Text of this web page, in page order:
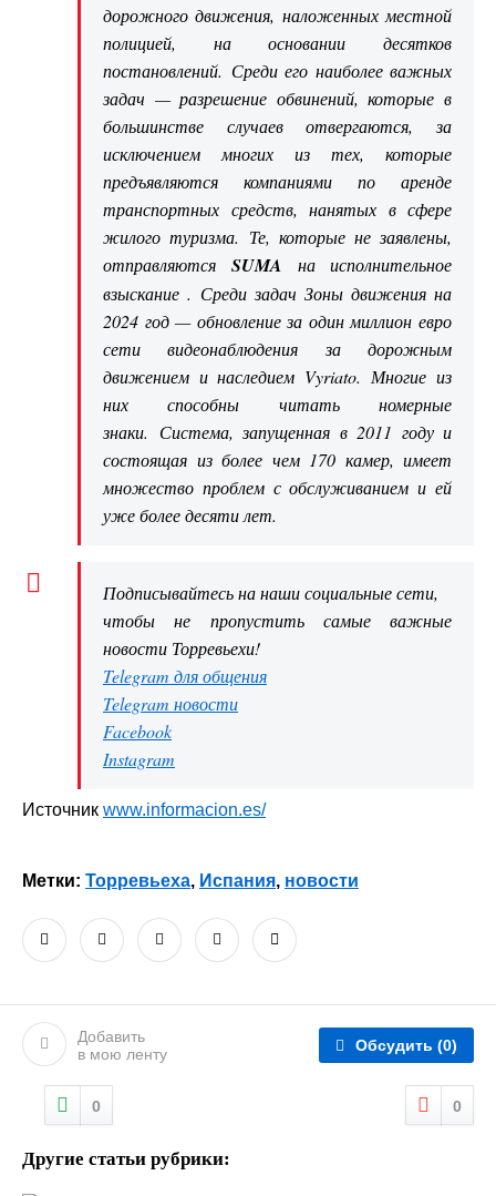
дорожного движения, наложенных местной
полицией, на основании десятков
постановлений. Среди его наиболее важных
задач — разрешение обвинений, которые в
большинстве случаев отвергаются, за
исключением многих из тех, которые
предъявляются компаниями по аренде
транспортных средств, нанятых в сфере
жилого туризма. Те, которые не заявлены,
отправляются SUMA на исполнительное
взыскание . Среди задач Зоны движения на
2024 год — обновление за один миллион евро
сети видеонаблюдения за дорожным
движением и наследием Vyriato. Многие из
них способны читать номерные
знаки. Система, запущенная в 2011 году и
состоящая из более чем 170 камер, имеет
множество проблем с обслуживанием и ей
уже более десяти лет.
Подписывайтесь на наши социальные сети,
чтобы не пропустить самые важные
новости Торревьехи!
Telegram для общения
Telegram новости
Facebook
Instagram
Источник www.informacion.es/
Метки: Торревьеха, Испания, новости
Добавить
в мою ленту
Обсудить (0)
0 0
Другие статьи рубрики: